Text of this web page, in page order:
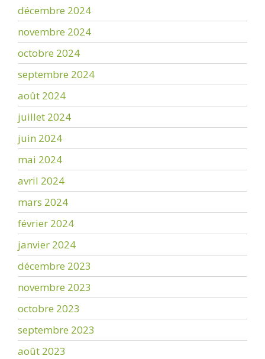
décembre 2024
novembre 2024
octobre 2024
septembre 2024
août 2024
juillet 2024
juin 2024
mai 2024
avril 2024
mars 2024
février 2024
janvier 2024
décembre 2023
novembre 2023
octobre 2023
septembre 2023
août 2023